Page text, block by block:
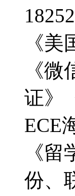
《
《
证》
ECE
《
份、